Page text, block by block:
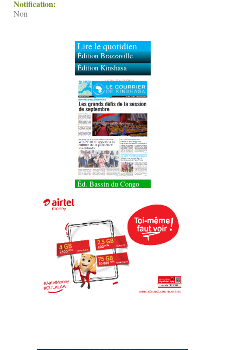
Notification:
Non
Lire le quotidien
Édition Brazzaville
Édition Kinshasa
Éd. Bassin du Congo